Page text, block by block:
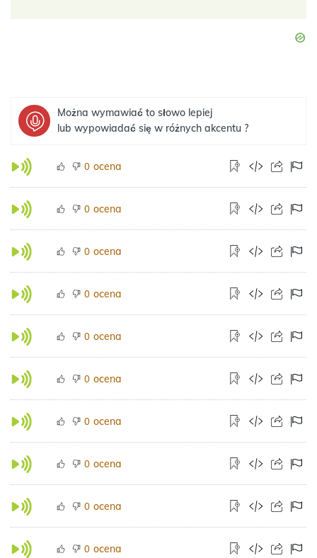
Można wymawiać to słowo lepiej
lub wypowiadać się w różnych akcentu ?
0 ocena
0 ocena
0 ocena
0 ocena
0 ocena
0 ocena
0 ocena
0 ocena
0 ocena
0 ocena